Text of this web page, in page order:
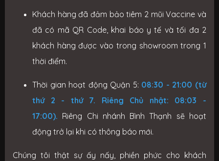
Khách hàng đã đảm bảo tiêm 2 mũi Vaccine và
đã có mã QR Code, khai báo y tế và tối đa 2
khách hàng được vào trong showroom trong 1
thời điểm.
Thời gian hoạt động Quận 5: 08:30 - 21:00 (từ
thứ 2 - thứ 7. Riêng Chủ nhật: 08:03 -
17:00). Riêng Chi nhánh Bình Thạnh sẽ hoạt
động trở lại khi có thông báo mới.
Chúng tôi thật sự ấy nấy, phiền phức cho khách